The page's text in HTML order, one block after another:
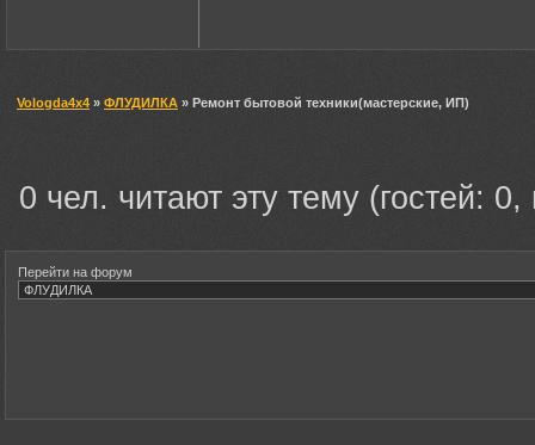
Vologda4x4 » ФЛУДИЛКА » Ремонт бытовой техники(мастерские, ИП)
0 чел. читают эту тему (гостей:
Перейти на форум